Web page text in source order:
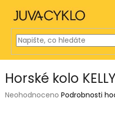
obsah
Horské kolo
Průměrné
Neohodnoceno Podrobnosti